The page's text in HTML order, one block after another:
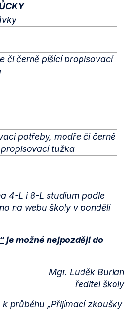
či černě píšící propisovací
potřeby, modře či černě
tužka
4-L i 8-L studium podle
na webu školy v pondělí
je možné nejpozději do
Mgr. Luděk Burian
ředitel školy
k průběhu „Přijímací zkoušky